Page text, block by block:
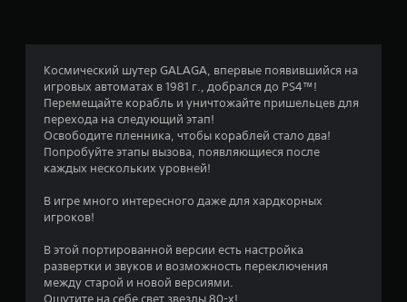
4
.
Космический шутер GALAGA, впервые появившийся на
игровых автоматах в 1981 г., добрался до PS4™!
Перемещайте корабль и уничтожайте пришельцев для
перехода на следующий этап!
Освободите пленника, чтобы кораблей стало два!
Попробуйте этапы вызова, появляющиеся после
каждых нескольких уровней!
В игре много интересного даже для хардкорных
игроков!
В этой портированной версии есть настройка
развертки и звуков и возможность переключения
между старой и новой версиями.
Ощутите на себе свет звезды 80-х!